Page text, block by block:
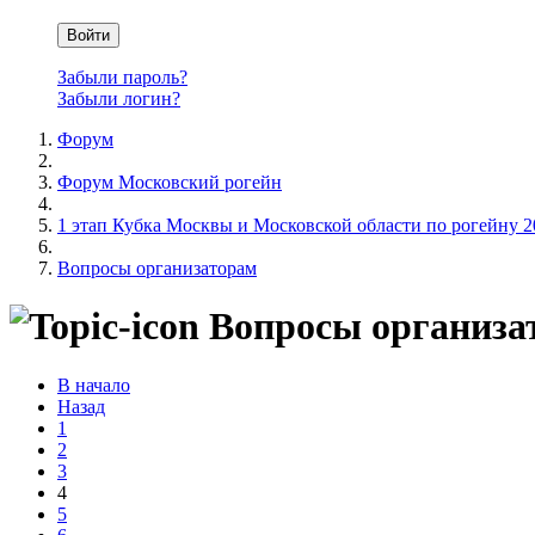
Войти
Забыли пароль?
Забыли логин?
Форум
Форум Московский рогейн
1 этап Кубка Москвы и Московской области по рогейну
Вопросы организаторам
Вопросы
В начало
Назад
1
2
3
4
5